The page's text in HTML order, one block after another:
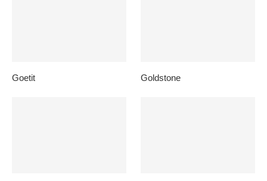
Goetit Goldstone